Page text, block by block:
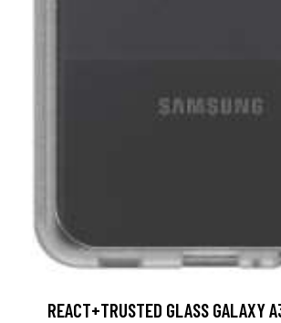
REACT+TRUSTED GLASS GALAXY